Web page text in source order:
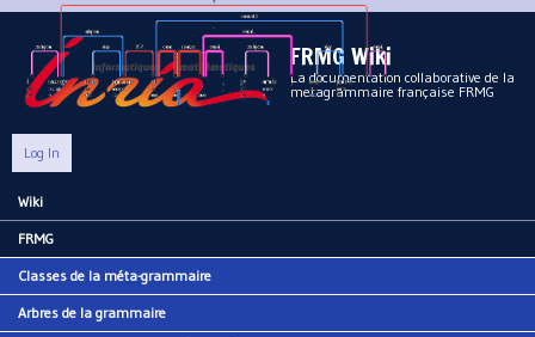
Aller au contenu principal
FRMG Wiki
La documentation collaborative de la
metagrammaire française FRMG
Log In
Main menu
Wiki
FRMG
Classes de la méta-grammaire
Arbres de la grammaire